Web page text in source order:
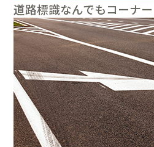
道路標識なんでもコーナー